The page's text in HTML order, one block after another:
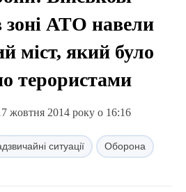
зоні АТО навели
міст, який було
терористами
жовтня 2014 року о 16:16
ситуації Оборона